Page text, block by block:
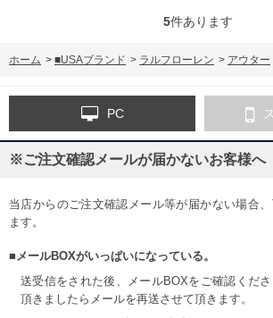
5件あります
ホーム > ■USAブランド > ラルフローレン > アウター
PC
※ご注文確認メールが届かないお客様へ
当店からのご注文確認メール等が届かない場合
ます。
■メールBOXがいっぱいになっている。
送受信をされた後、メールBOXをご確認くだ
頂きましたらメールを再送させて頂きます。